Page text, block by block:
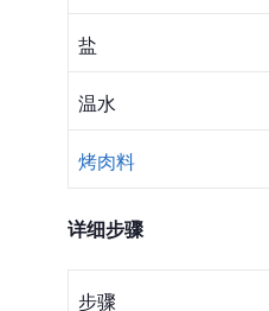
盐
温水
烤肉料
详细步骤
步骤